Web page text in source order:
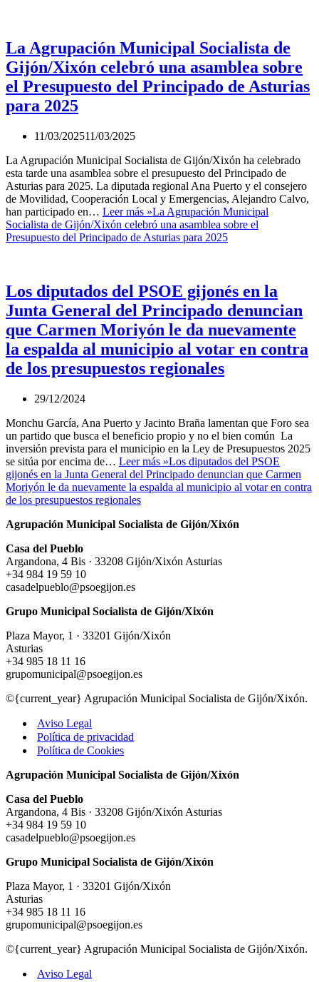
La Agrupación Municipal Socialista de
Gijón/Xixón celebró una asamblea sobre
el Presupuesto del Principado de Asturias
para 2025
11/03/202511/03/2025
La Agrupación Municipal Socialista de Gijón/Xixón ha celebrado
esta tarde una asamblea sobre el presupuesto del Principado de
Asturias para 2025. La diputada regional Ana Puerto y el consejero
de Movilidad, Cooperación Local y Emergencias, Alejandro Calvo,
han participado en… Leer más »La Agrupación Municipal
Socialista de Gijón/Xixón celebró una asamblea sobre el
Presupuesto del Principado de Asturias para 2025
Los diputados del PSOE gijonés en la
Junta General del Principado denuncian
que Carmen Moriyón le da nuevamente
la espalda al municipio al votar en contra
de los presupuestos regionales
29/12/2024
Monchu García, Ana Puerto y Jacinto Braña lamentan que Foro sea
un partido que busca el beneficio propio y no el bien común La
inversión prevista para el municipio en la Ley de Presupuestos 2025
se sitúa por encima de… Leer más »Los diputados del PSOE
gijonés en la Junta General del Principado denuncian que Carmen
Moriyón le da nuevamente la espalda al municipio al votar en contra
de los presupuestos regionales
Agrupación Municipal Socialista de Gijón/Xixón
Casa del Pueblo
Argandona, 4 Bis · 33208 Gijón/Xixón Asturias
+34 984 19 59 10
casadelpueblo@psoegijon.es
Grupo Municipal Socialista de Gijón/Xixón
Plaza Mayor, 1 · 33201 Gijón/Xixón
Asturias
+34 985 18 11 16
grupomunicipal@psoegijon.es
©{current_year} Agrupación Municipal Socialista de Gijón/Xixón.
Aviso Legal
Política de privacidad
Política de Cookies
Agrupación Municipal Socialista de Gijón/Xixón
Casa del Pueblo
Argandona, 4 Bis · 33208 Gijón/Xixón Asturias
+34 984 19 59 10
casadelpueblo@psoegijon.es
Grupo Municipal Socialista de Gijón/Xixón
Plaza Mayor, 1 · 33201 Gijón/Xixón
Asturias
+34 985 18 11 16
grupomunicipal@psoegijon.es
©{current_year} Agrupación Municipal Socialista de Gijón/Xixón.
Aviso Legal